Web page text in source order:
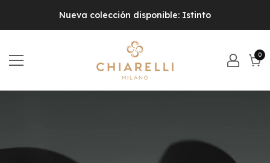
Nueva colección disponible: Istinto
00